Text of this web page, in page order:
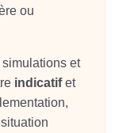
ou
et
indicatifet